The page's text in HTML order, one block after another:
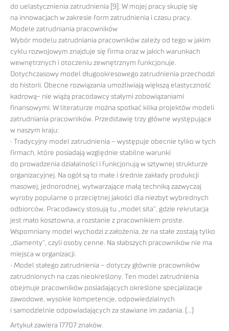
do uelastycznienia zatrudnienia [9]. W mojej pracy skupię się
na innowacjach w zakresie form zatrudnienia i czasu pracy.
Modele zatrudniania pracowników
Wybór modelu zatrudniania pracowników zależy od tego w jakim
cyklu rozwojowym znajduje się firma oraz w jakich warunkach
wewnętrznych i otoczeniu zewnętrznym funkcjonuje.
Dotychczasowy model długookresowego zatrudnienia przechodzi
do historii. Obecne rozwiązania umożliwiają większą elastyczność
kadrową- nie wiążą pracodawcy stałymi zobowiązaniami
finansowymi. W literaturze można spotkać kilka projektów modeli
zatrudniania pracowników. Przedstawię trzy główne występujące
w naszym kraju:
• Tradycyjny model zatrudnienia – występuje obecnie tylko w tych
firmach, które posiadają względnie stabilne warunki
do prowadzenia działalności i funkcjonują w sztywnej strukturze
organizacyjnej. Na ogół są to małe i średnie zakłady produkcji
masowej, jednorodnej, wytwarzające małą techniką zazwyczaj
wyroby popularne o przeciętnej jakości dla niezbyt wybrednych
odbiorców. Pracodawcy stosują tu „model sita”, gdzie rekrutacja
jest mało kosztowna, a rozstanie z pracownikiem proste.
Wspomniany model wychodzi z założenia, że na stałe zostają tylko
„diamenty”, czyli osoby cenne. Na słabszych pracowników nie ma
miejsca w organizacji.
• Model stałego zatrudnienia – dotyczy głównie pracowników
zatrudnionych na czas nieokreślony. Ten model zatrudnienia
obejmuje pracowników posiadających określone specjalizacje
zawodowe, wysokie kompetencje, odpowiedzialnych
i samodzielnie odpowiadających za stawiane im zadania. (…)
Artykuł zawiera 17707 znaków.